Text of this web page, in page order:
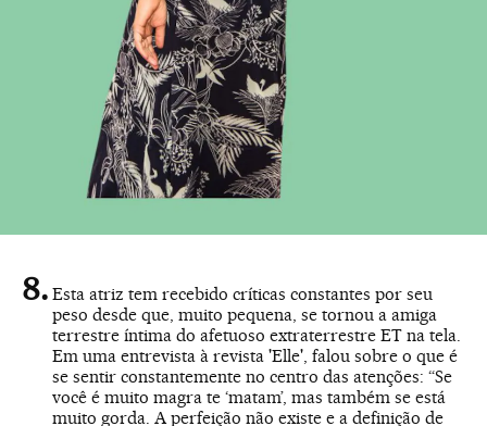
Esta atriz tem recebido críticas constantes por seu
peso desde que, muito pequena, se tornou a amiga
terrestre íntima do afetuoso extraterrestre ET na tela.
Em uma entrevista à revista 'Elle', falou sobre o que é
se sentir constantemente no centro das atenções: “Se
você é muito magra te ‘matam’, mas também se está
muito gorda. A perfeição não existe e a definição de